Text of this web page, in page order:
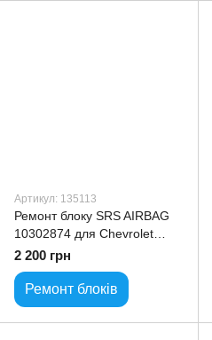
Артикул: 135113
Ремонт блоку SRS AIRBAG
10302874 для Chevrolet
Corvette
2 200 грн
Ремонт блоків